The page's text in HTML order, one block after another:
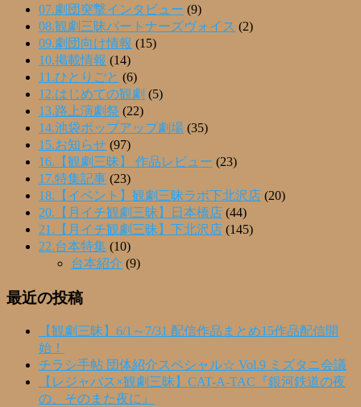
07.劇団突撃インタビュー (9)
08.観劇三昧パートナーズヴォイス (2)
09.劇団向け情報 (15)
10.掲載情報 (14)
11.ひとりごと (6)
12.はじめての観劇 (5)
13.路上演劇祭 (22)
14.池袋ポップアップ劇場 (35)
15.お知らせ (97)
16.【観劇三昧】 作品レビュー (23)
17.特集記事 (23)
18.【イベント】観劇三昧ラボ下北沢店 (20)
20.【月イチ観劇三昧】日本橋店 (44)
21.【月イチ観劇三昧】下北沢店 (145)
22.台本特集 (10)
台本紹介 (9)
最近の投稿
【観劇三昧】6/1～7/31 配信作品まとめ15作品配信開
始！
チラシ手帖 団体紹介スペシャル☆ Vol.9 ミズタニ会議
【レジャパス×観劇三昧】CAT-A-TAC『銀河鉄道の夜
の、そのまた夜に』